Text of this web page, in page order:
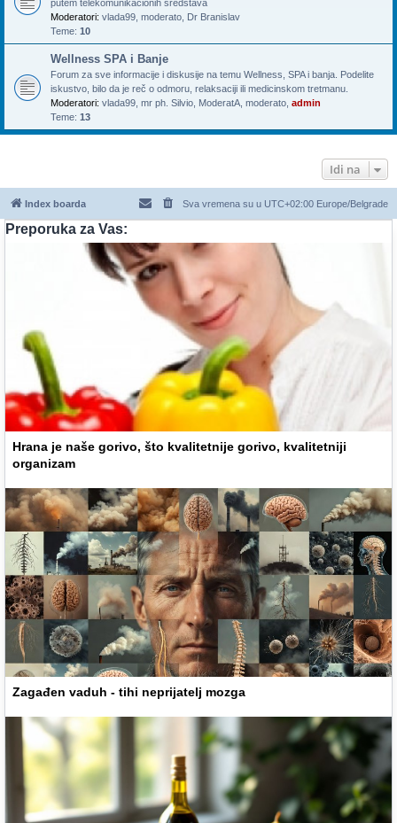
putem telekomunikacionih sredstava
Moderatori: vlada99 moderato Dr Branislav
Teme: 10
Wellness SPA i Banje
Forum za sve informacije i diskusije na temu Wellness, SPA i banja. Podelite
iskustvo, bilo da je reč o odmoru, relaksaciji ili medicinskom tretmanu.
Moderatori: vlada99 mr ph. Silvio ModeratA moderato admin
Teme: 13
Idi na
Index boarda Sva vremena su u UTC+02:00 Europe/Belgrade
Preporuka za Vas:
Hrana je naše gorivo, što kvalitetnije gorivo, kvalitetniji
organizam
Zagađen vaduh - tihi neprijatelj mozga